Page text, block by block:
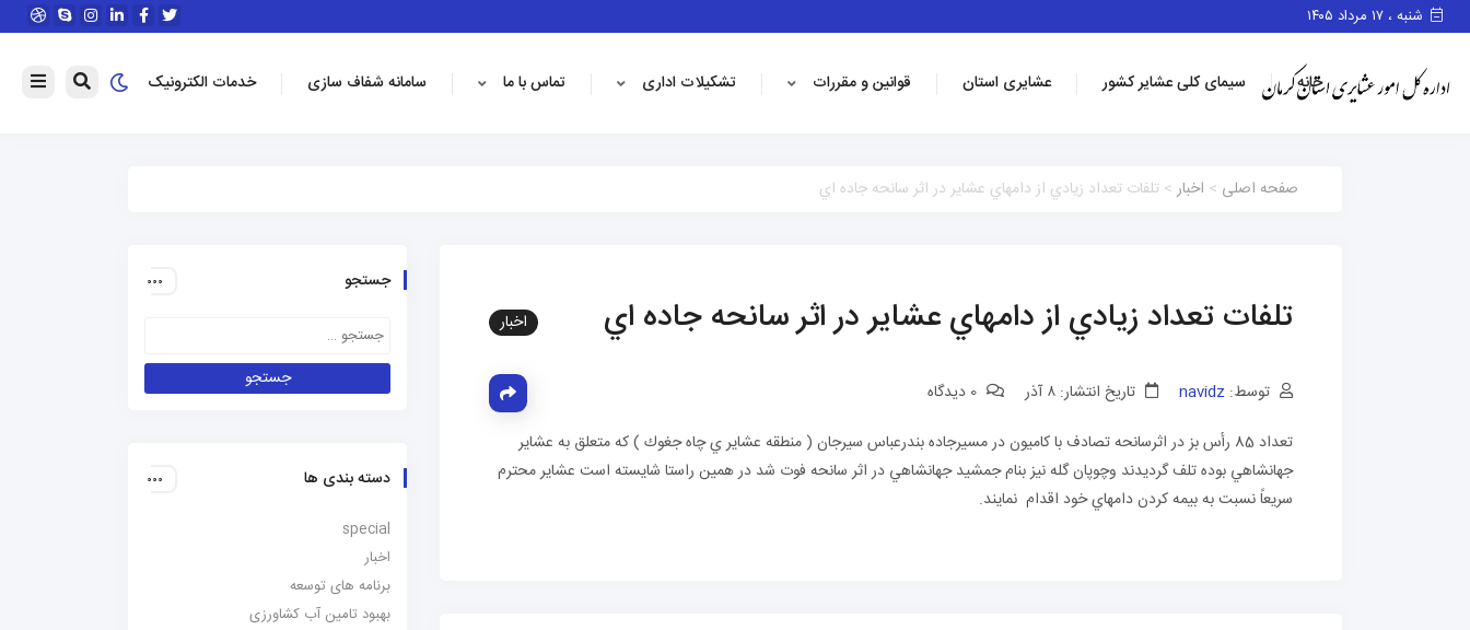
شنبه ، ۱۷ مرداد ۱۴۰۵
خانه سیمای کلی عشایر کشور عشایری استان قوانین و مقررات تشکیلات اداری تماس با ما سامانه شفاف سازی خدمات الکترونیک
صفحه اصلی > اخبار> تلفات تعداد زيادي از دامهاي عشاير در اثر سانحه جاده اي
تلفات تعداد زيادي از دامهاي عشاير در اثر سانحه جاده اي اخبار
توسط: navidz تاریخ انتشار: ۸ آذر
تعداد 85 رأس بز در اثرسانحه تصادف با كاميون در مسيرجاده بندرعباس سيرجان ( منطقه عشاير ي چاه جغوك ) كه متعلق به عشاير
جهانشاهي بوده تلف گرديدند وچوپان گله نيز بنام جمشيد جهانشاهي در اثر سانحه فوت شد در همين راستا شايسته است عشاير محترم
سريعاً نسبت به بيمه كردن دامهاي خود اقدام نمايند.
جستجو
دسته بندی ها
special
اخبار
برنامه های توسعه
بهبود تامین آب کشاورزی